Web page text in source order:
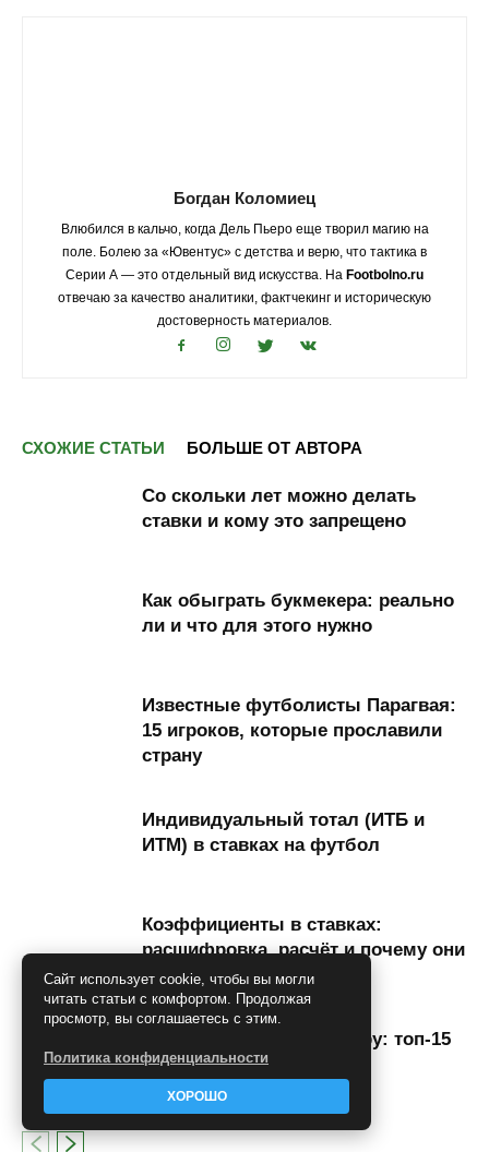
Богдан Коломиец
Влюбился в кальчо, когда Дель Пьеро еще творил магию на
поле. Болею за «Ювентус» с детства и верю, что тактика в
Серии А — это отдельный вид искусства. На Footbolno.ru
отвечаю за качество аналитики, фактчекинг и историческую
достоверность материалов.
СХОЖИЕ СТАТЬИ БОЛЬШЕ ОТ АВТОРА
Со скольки лет можно делать
ставки и кому это запрещено
Как обыграть букмекера: реально
ли и что для этого нужно
Известные футболисты Парагвая:
15 игроков, которые прославили
страну
Индивидуальный тотал (ИТБ и
ИТМ) в ставках на футбол
Коэффициенты в ставках:
расшифровка, расчёт и почему они
меняются
Лучшие футболисты Перу: топ-15
легенд за всю историю
Сайт использует cookie, чтобы вы могли
читать статьи с комфортом. Продолжая
просмотр, вы соглашаетесь с этим.
Политика конфиденциальности
ХОРОШО